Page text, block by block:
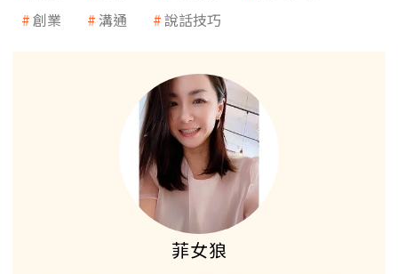
創業
溝通 說話技巧
菲女狼